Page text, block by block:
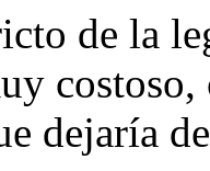
de la
dejaría